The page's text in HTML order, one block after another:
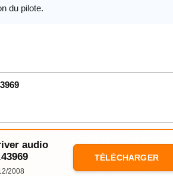
du pilote.
audio
2008
TÉLÉCHARGER